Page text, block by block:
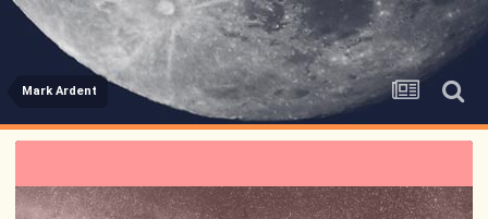
Mark Ardent